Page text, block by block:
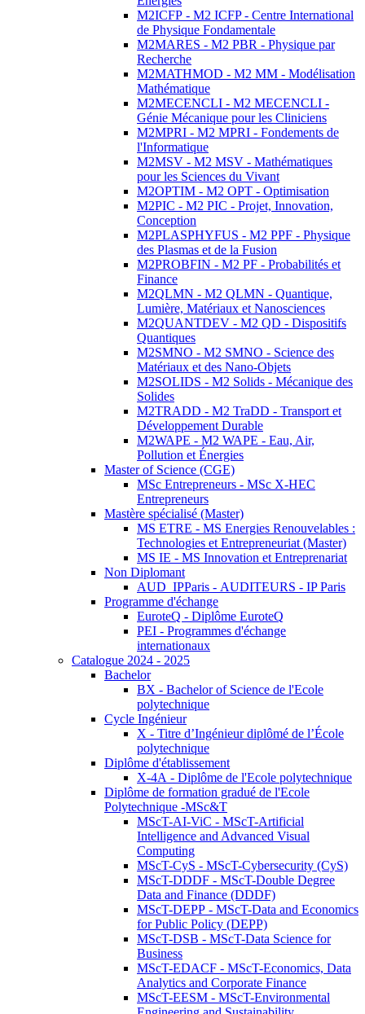
M2ICFP - M2 ICFP - Centre International
de Physique Fondamentale
M2MARES - M2 PBR - Physique par
Recherche
M2MATHMOD - M2 MM - Modélisation
Mathématique
M2MECENCLI - M2 MECENCLI -
Génie Mécanique pour les Cliniciens
M2MPRI - M2 MPRI - Fondements de
l'Informatique
M2MSV - M2 MSV - Mathématiques
pour les Sciences du Vivant
M2OPTIM - M2 OPT - Optimisation
M2PIC - M2 PIC - Projet, Innovation,
Conception
M2PLASPHYFUS - M2 PPF - Physique
des Plasmas et de la Fusion
M2PROBFIN - M2 PF - Probabilités et
Finance
M2QLMN - M2 QLMN - Quantique,
Lumière, Matériaux et Nanosciences
M2QUANTDEV - M2 QD - Dispositifs
Quantiques
M2SMNO - M2 SMNO - Science des
Matériaux et des Nano-Objets
M2SOLIDS - M2 Solids - Mécanique des
Solides
M2TRADD - M2 TraDD - Transport et
Développement Durable
M2WAPE - M2 WAPE - Eau, Air,
Pollution et Énergies
Master of Science (CGE)
MSc Entrepreneurs - MSc X-HEC
Entrepreneurs
Mastère spécialisé (Master)
MS ETRE - MS Energies Renouvelables :
Technologies et Entrepreneuriat (Master)
MS IE - MS Innovation et Entreprenariat
Non Diplomant
AUD_IPParis - AUDITEURS - IP Paris
Programme d'échange
EuroteQ - Diplôme EuroteQ
PEI - Programmes d'échange
internationaux
Catalogue 2024 - 2025
Bachelor
BX - Bachelor of Science de l'Ecole
polytechnique
Cycle Ingénieur
X - Titre d’Ingénieur diplômé de l’École
polytechnique
Diplôme d'établissement
X-4A - Diplôme de l'Ecole polytechnique
Diplôme de formation gradué de l'Ecole
Polytechnique -MSc&T
MScT-AI-ViC - MScT-Artificial
Intelligence and Advanced Visual
Computing
MScT-CyS - MScT-Cybersecurity (CyS)
MScT-DDDF - MScT-Double Degree
Data and Finance (DDDF)
MScT-DEPP - MScT-Data and Economics
for Public Policy (DEPP)
MScT-DSB - MScT-Data Science for
Business
MScT-EDACF - MScT-Economics, Data
Analytics and Corporate Finance
MScT-EESM - MScT-Environmental